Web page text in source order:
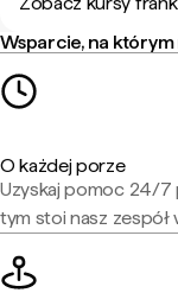
Wsparcie, na
O każdej porze
Uzyskaj pomoc 24/7
tym stoi nasz zespół